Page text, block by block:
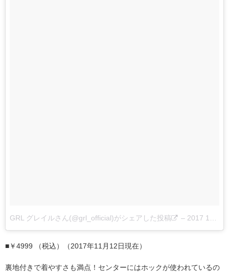
GRL グレイルさん(@grl_official)がシェアした投稿 – 2017 10月 31 5:59午後 PDT
■￥4999 （税込）（2017年11月12日現在）
裏地付きで着やすさも満点！センターにはホックが使われているの